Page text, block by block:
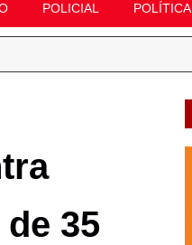
POLICIAL POLÍTICA
35